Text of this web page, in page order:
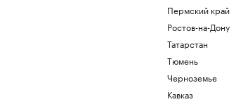
Пермский край
Ростов-на-Дону
Татарстан
Тюмень
Черноземье
Кавказ